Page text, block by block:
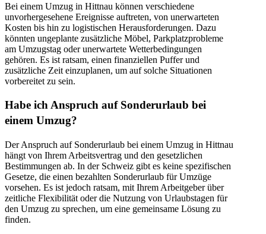
Bei einem Umzug in Hittnau können verschiedene
unvorhergesehene Ereignisse auftreten, von unerwarteten
Kosten bis hin zu logistischen Herausforderungen. Dazu
könnten ungeplante zusätzliche Möbel, Parkplatzprobleme
am Umzugstag oder unerwartete Wetterbedingungen
gehören. Es ist ratsam, einen finanziellen Puffer und
zusätzliche Zeit einzuplanen, um auf solche Situationen
vorbereitet zu sein.
Habe ich Anspruch auf Sonderurlaub bei
einem Umzug?
Der Anspruch auf Sonderurlaub bei einem Umzug in Hittnau
hängt von Ihrem Arbeitsvertrag und den gesetzlichen
Bestimmungen ab. In der Schweiz gibt es keine spezifischen
Gesetze, die einen bezahlten Sonderurlaub für Umzüge
vorsehen. Es ist jedoch ratsam, mit Ihrem Arbeitgeber über
zeitliche Flexibilität oder die Nutzung von Urlaubstagen für
den Umzug zu sprechen, um eine gemeinsame Lösung zu
finden.